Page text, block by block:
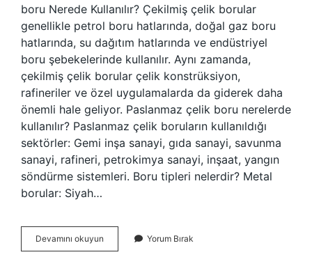
boru Nerede Kullanılır? Çekilmiş çelik borular
genellikle petrol boru hatlarında, doğal gaz boru
hatlarında, su dağıtım hatlarında ve endüstriyel
boru şebekelerinde kullanılır. Aynı zamanda,
çekilmiş çelik borular çelik konstrüksiyon,
rafineriler ve özel uygulamalarda da giderek daha
önemli hale geliyor. Paslanmaz çelik boru nerelerde
kullanılır? Paslanmaz çelik boruların kullanıldığı
sektörler: Gemi inşa sanayi, gıda sanayi, savunma
sanayi, rafineri, petrokimya sanayi, inşaat, yangın
söndürme sistemleri. Boru tipleri nelerdir? Metal
borular: Siyah…
Devamını okuyun
Boru
Yorum Bırak